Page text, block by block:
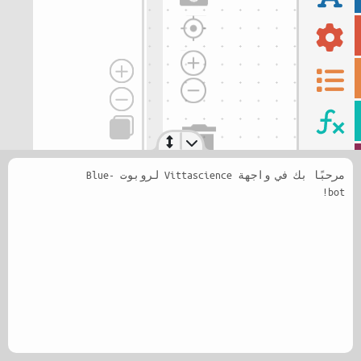
مرحبًا بك في واجهة Vittascience لروبوت Blue-
bot!